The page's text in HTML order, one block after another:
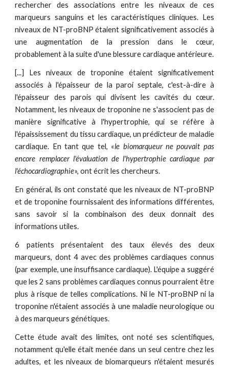
rechercher des associations entre les niveaux de ces
marqueurs sanguins et les caractéristiques cliniques. Les
niveaux de NT-proBNP étaient significativement associés à
une augmentation de la pression dans le cœur,
probablement à la suite d'une blessure cardiaque antérieure.
[...] Les niveaux de troponine étaient significativement
associés à l'épaisseur de la paroi septale, c'est-à-dire à
l'épaisseur des parois qui divisent les cavités du cœur.
Notamment, les niveaux de troponine ne s'associent pas de
manière significative à l'hypertrophie, qui se réfère à
l'épaississement du tissu cardiaque, un prédicteur de maladie
cardiaque. En tant que tel, «le biomarqueur ne pouvait pas
encore remplacer l'évaluation de l'hypertrophie cardiaque par
l'échocardiographie», ont écrit les chercheurs.
En général, ils ont constaté que les niveaux de NT-proBNP
et de troponine fournissaient des informations différentes,
sans savoir si la combinaison des deux donnait des
informations utiles.
6 patients présentaient des taux élevés des deux
marqueurs, dont 4avec des problèmes cardiaques connus
(par exemple, une insuffisance cardiaque). L'équipe a suggéré
que les2 sans problèmes cardiaques connus pourraient être
plus à risque de telles complications. Ni le NT-proBNP ni la
troponine n'étaient associés à une maladie neurologique ou
à des marqueurs génétiques.
Cette étude avait des limites, ont noté ses scientifiques,
notamment qu'elle était menée dans un seul centre chez les
adultes, et les niveaux de biomarqueurs n'étaient mesurés